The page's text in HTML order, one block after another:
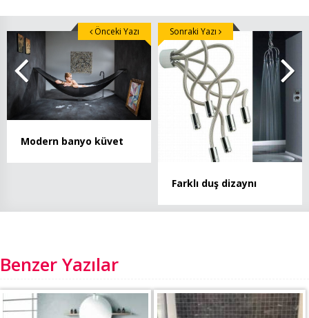
Modern banyo küvet
Önceki Yazı
Farklı duş dizaynı
Sonraki Yazı
Benzer Yazılar